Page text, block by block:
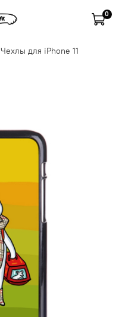
0
Чехлы для iPhone 11